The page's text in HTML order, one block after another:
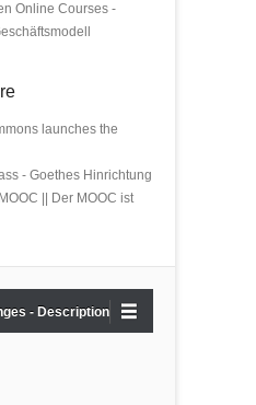
Online Courses -
launches the
- Goethes Hinrichtung
|| Der MOOC ist
- Description